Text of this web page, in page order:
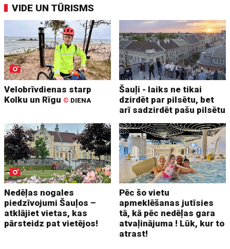
VIDE UN TŪRISMS
Velobrīvdienas starp
Kolku un Rīgu © DIENA
Šauļi - laiks ne tikai
dzirdēt par pilsētu, bet
arī sadzirdēt pašu pilsētu
Nedēļas nogales
piedzīvojumi Šauļos –
atklājiet vietas, kas
pārsteidz pat vietējos!
Pēc šo vietu
apmeklēšanas jutīsies
tā, kā pēc nedēļas gara
atvaļinājuma ! Lūk, kur to
atrast!